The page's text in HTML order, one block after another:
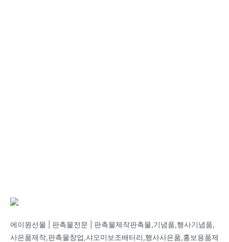
에이원선물 | 판촉물전문 | 판촉물제작판촉물,기념품,행사기념품,
사은품제작,판촉물창업,샤오미보조배터리,행사사은품,홍보용품제